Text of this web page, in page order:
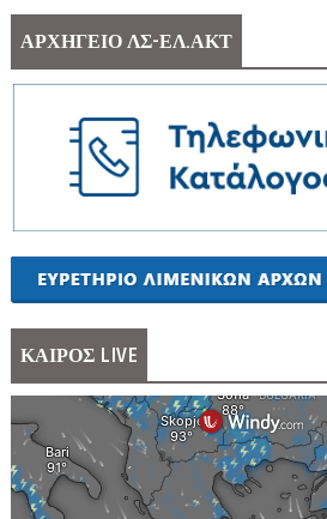
ΑΡΧΗΓΕΙΟ ΛΣ-ΕΛ.ΑΚΤ
ΚΑΙΡΟΣ LIVE